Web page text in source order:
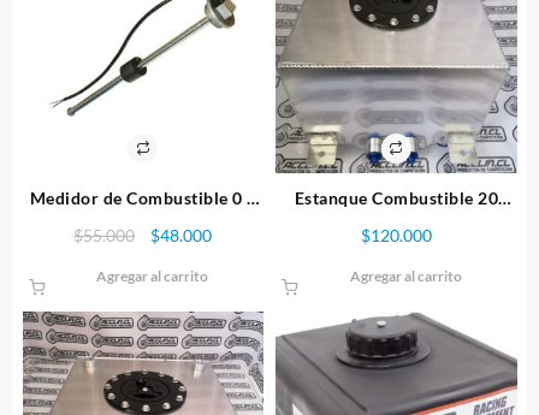
Medidor de Combustible 0 a
$55.000
El
original
era:
$55.000.
$48.000El
es:
$48.000.
Agregar al carrito
Estanque Combustible 20
$120.000
Agregar al carrito